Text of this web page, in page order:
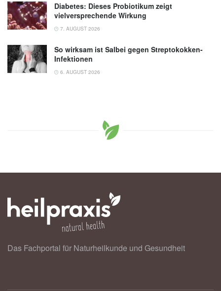
Diabetes: Dieses Probiotikum zeigt
vielversprechende Wirkung
7. AUGUST 2026
So wirksam ist Salbei gegen Streptokokken-
Infektionen
6. AUGUST 2026
Das Fachportal für Naturheilkunde und Gesundheit